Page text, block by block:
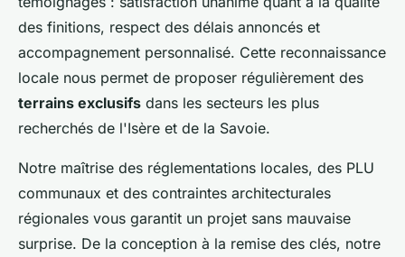
des finitions, respect des délais annoncés et
accompagnement personnalisé. Cette reconnaissance
locale nous permet de proposer régulièrement des
terrains exclusifs dans les secteurs les plus
recherchés de l'Isère et de la Savoie.
Notre maîtrise des réglementations locales, des PLU
communaux et des contraintes architecturales
régionales vous garantit un projet sans mauvaise
surprise. De la conception à la remise des clés, notre